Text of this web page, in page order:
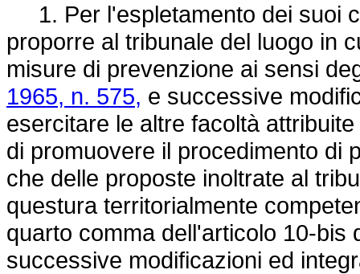
1. Per l'espletamento dei suoi
proporre al tribunale del luogo in
misure di prevenzione ai sensi
1965, n. 575, e successive
esercitare le altre facoltà
di promuovere il procedimento di
che delle proposte inoltrate al
questura territorialmente
quarto comma dell'articolo 10-bis
successive modificazioni ed